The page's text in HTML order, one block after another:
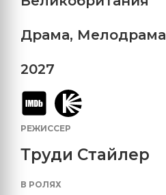
Драма, Мелодрама
2027
РЕЖИССЕР
Труди Стайлер
В РОЛЯХ